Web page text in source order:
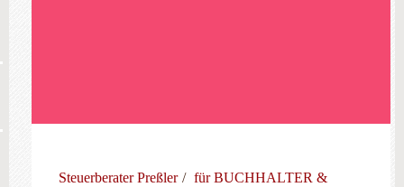
Steuerberater Preßler
für BUCHHALTER &